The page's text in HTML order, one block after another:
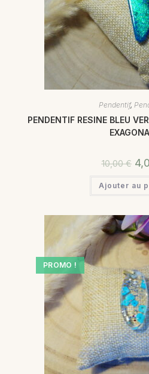
Pendentif,
PENDENTIF RESINE BLEU
10,00€
Ajouter au
PROMO !